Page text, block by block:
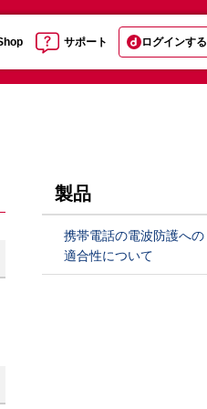
サポート ログインする
製品
携帯電話の電波防護への
適合性について